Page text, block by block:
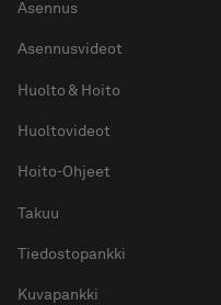
Asennus
Asennusvideot
Huolto & Hoito
Huoltovideot
Hoito-Ohjeet
Takuu
Tiedostopankki
Kuvapankki